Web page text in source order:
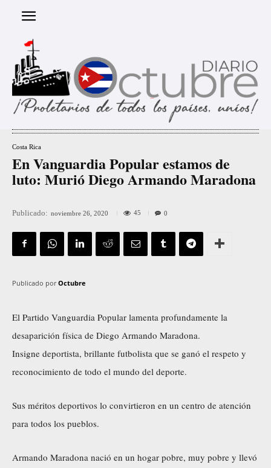
Costa Rica
En Vanguardia Popular estamos de
luto: Murió Diego Armando Maradona
Publicado: noviembre 26, 2020 45 0
Publicado por Octubre
El Partido Vanguardia Popular lamenta profundamente la
desaparición física de Diego Armando Maradona.
Insigne deportista, brillante futbolista que se ganó el respeto y
reconocimiento de todo el mundo del deporte.
Sus méritos deportivos lo convirtieron en un centro de atención
para todos los pueblos.
Armando Maradona nació en un hogar pobre, muy pobre y llevó